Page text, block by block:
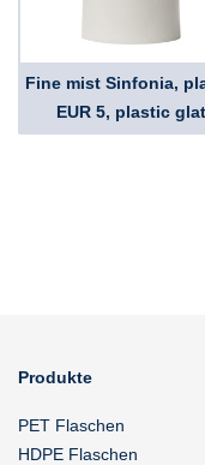
Fine mist Sinfonia,
EUR 5, plastic
Produkte
PET Flaschen
HDPE Flaschen